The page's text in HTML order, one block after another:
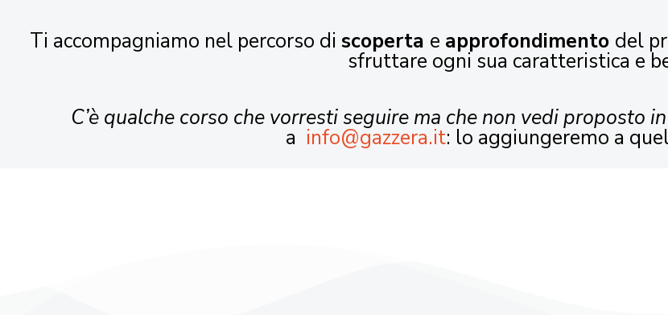
Ti accompagniamo nel percorso di scoperta e approfondimento del
sfruttare ogni sua caratteristica e
C’è qualche corso che vorresti seguire ma che non vedi proposto
a info@gazzera.it: lo aggiungeremo a